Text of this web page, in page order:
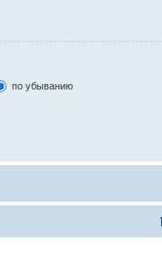
по убыванию